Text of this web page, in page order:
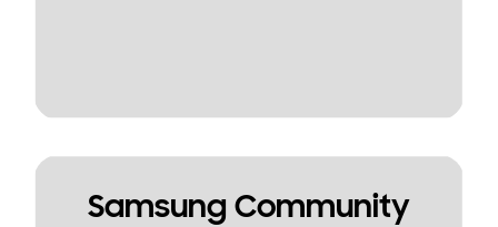
Samsung Community